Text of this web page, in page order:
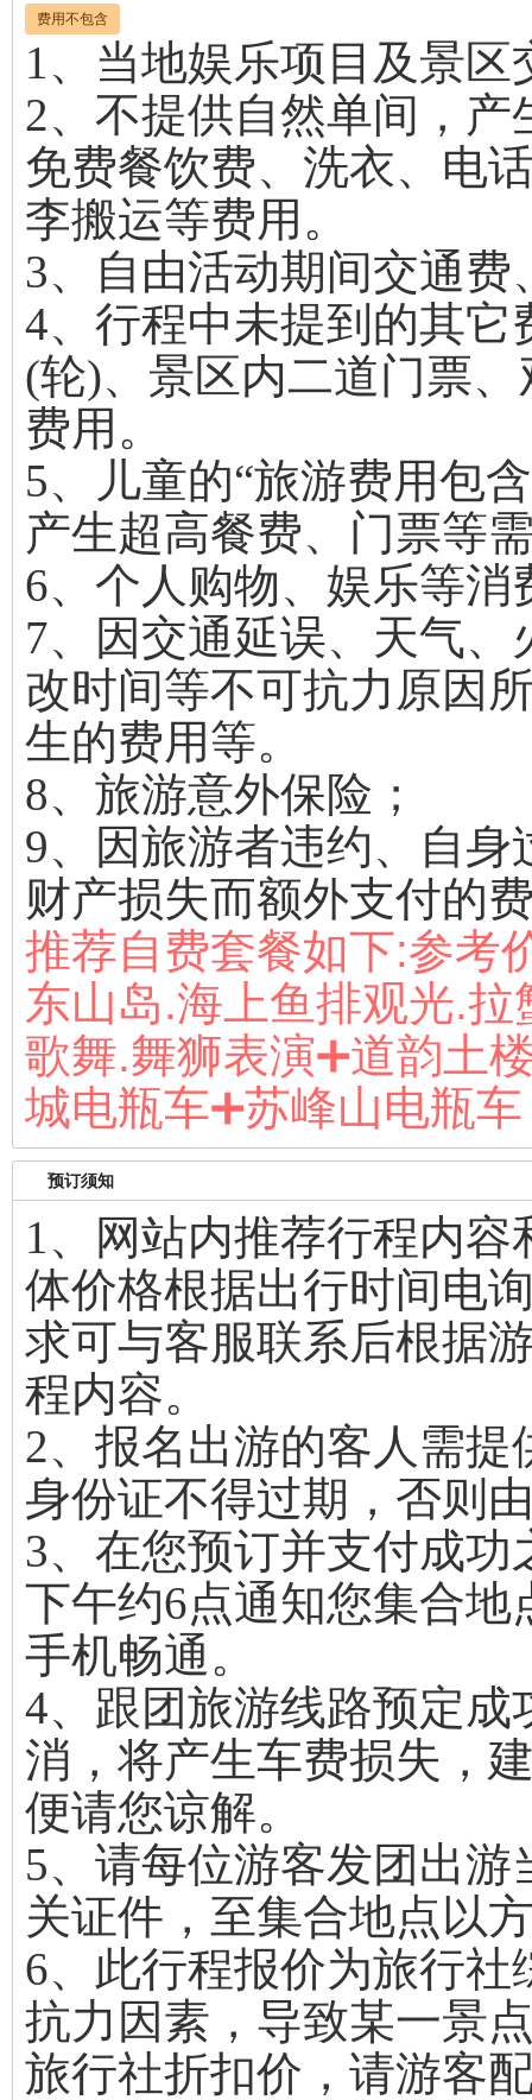
费用不包含
1、当地娱乐项目及景区
2、不提供自然单间，
免费餐饮费、洗衣、电
李搬运等费用。
3、自由活动期间交通
4、行程中未提到的其
(轮)、景区内二道门票
费用。
5、儿童的“旅游费用包
产生超高餐费、门票等
6、个人购物、娱乐等消
7、因交通延误、天气
改时间等不可抗力原因
生的费用等。
8、旅游意外保险；
9、因旅游者违约、自
财产损失而额外支付的
推荐自费套餐如下:参考
东山岛.海上鱼排观光.拉
歌舞.舞狮表演➕道韵土
城电瓶车➕苏峰山电瓶车
预订须知
1、网站内推荐行程内
体价格根据出行时间电
求可与客服联系后根据
程内容。
2、报名出游的客人需
身份证不得过期，否则
3、在您预订并支付成
下午约6点通知您集合
手机畅通。
4、跟团旅游线路预定
消，将产生车费损失，
便请您谅解。
5、请每位游客发团出
关证件，至集合地点以
6、此行程报价为旅行
抗力因素，导致某一景
旅行社折扣价，请游客